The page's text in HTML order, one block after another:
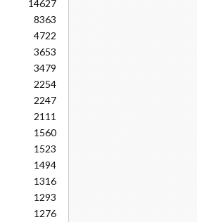
14627
8363
4722
3653
3479
2254
2247
2111
1560
1523
1494
1316
1293
1276